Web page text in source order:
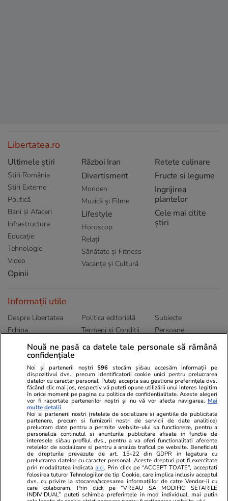
Libertatea.ro
Ultimele știri
Știri România
Știri Externe
Politică
Bani și Afaceri
Infrastructura
Educație
Tehnologie
Video
Opinii
Război Iran
Divertisment
Monden
Muzică și Filme
Lifestyle
Horoscop
Relații
Sănătate și Fitness
Vacanțe și Cultură
Retete culinare
Fructe si legume
Ingrijirea
plantelor
Cele mai citite
știri
Informații utile
Despre Libertatea
Echipa
Publicitate
Politica de
Politica editorială
Termeni și Conditii
Abonamente
Subiecte
Persoane
Sitemap
Ringier România
Libertatea pentru
Unica.ro
Program TV
Avantaje
ELLE
Gazeta Sporturilor
Stiri mondene
Calculator sarcina
Ajută Copiii
Locuri de muncă
Imobiliare.ro
Jobradar24
Imoradar24
Colecții Libertatea
Pariază responsabil! Decizia ONJN nr. 821/25.09.2025.
Jocurile de noroc sunt interzise minorilor.
Nouă ne pasă ca datele tale personale să rămână
confidențiale
Noi și partenerii noștri 596 stocăm și/sau accesăm informații pe
dispozitivul dvs., precum identificatorii cookie unici pentru prelucrarea
datelor cu caracter personal. Puteți accepta sau gestiona preferințele dvs.
făcând clic mai jos, respectiv vă puteți opune utilizării unui interes legitim
în orice moment pe pagina cu politica de confidențialitate. Aceste alegeri
vor fi raportate partenerilor noștri și nu vă vor afecta navigarea. Mai
multe detalii
Noi si partenerii nostri (retelele de socializare si agentiile de publicitate
partenere, precum si furnizorii nostri de servicii de date analitice)
prelucram date pentru a permite website-ului sa functioneze, pentru a
personaliza continutul si anunturile publicitare afisate in functie de
interesele si/sau profilul dvs., pentru a va oferi functionalitati aferente
retelelor de socializare si pentru a analiza traficul pe website. Beneficiati
de drepturile prevazute de art. 15-22 din GDPR in legatura cu
prelucrarea datelor cu caracter personal. Aceste drepturi pot fi exercitate
prin modalitatea indicataaici. Prin click pe “ACCEPT TOATE”, acceptati
folosirea tuturor Tehnologiilor de tip Cookie, care implica inclusiv acceptul
dvs. cu privire la stocarea/accesarea informatiilor de catre Vendor-ii cu
care colaboram. Prin click pe “VREAU SA MODIFIC SETARILE
INDIVIDUAL” puteti schimba preferintele in mod individual, mai putin